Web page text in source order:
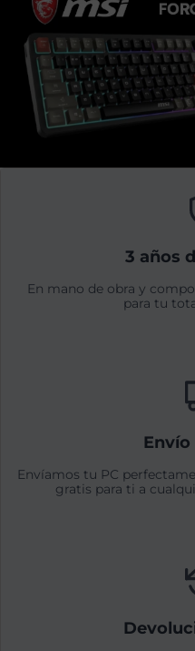
3 años
En mano de obra y
para tu
Envíamos tu PC
gratis para ti a